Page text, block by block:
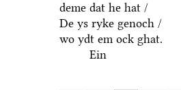
deme dat he hat /
De ys ryke genoch /
wo ydt em ock ghat.
Ein